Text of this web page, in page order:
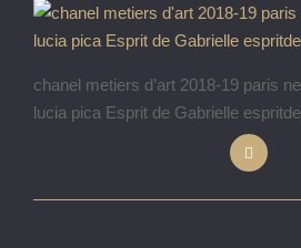
chanel metiers d’art 2018-19 paris
lucia pica Esprit de Gabrielle